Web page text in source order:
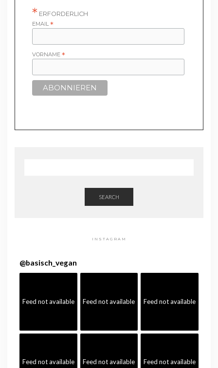
* ERFORDERLICH
EMAIL*
VORNAME*
SEARCH
INSTAGRAM
@basisch_vegan
Feed not available Feed not available Feed not available
Feed not available Feed not available Feed not available